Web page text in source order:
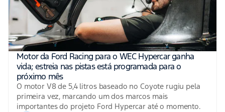
Motor da Ford Racing para o WEC Hypercar ganha
vida; estreia nas pistas está programada para o
próximo mês
O motor V8 de 5,4 litros baseado no Coyote rugiu pela
primeira vez, marcando um dos marcos mais
importantes do projeto Ford Hypercar até o momento.